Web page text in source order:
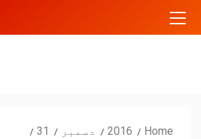
Home
2016 دسمبر
31